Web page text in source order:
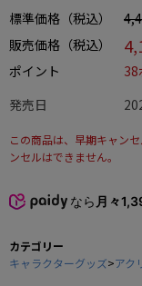
標準価格（税込）
販売価格（税込）
ポイント
38
発売日
この商品は、早期キャン
ンセルはできません。
なら 月々
カテゴリー
キャラクターグッズ>アク